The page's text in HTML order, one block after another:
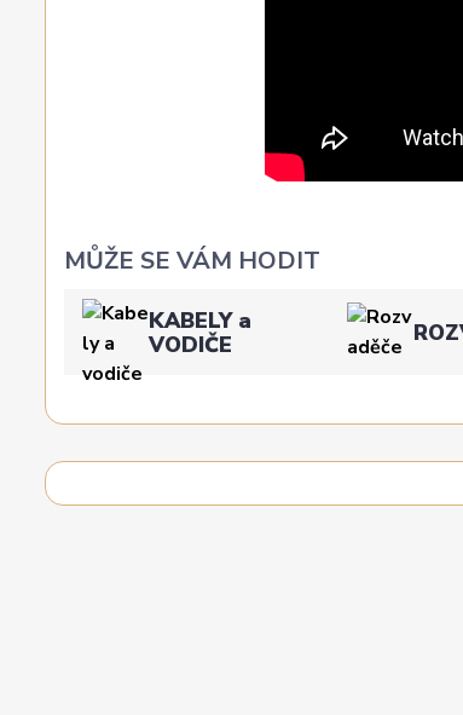
MŮŽE SE VÁM HODIT
KABELY a
VODIČE